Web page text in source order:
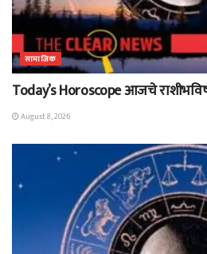
सामाजिक
Today’s Horoscope आजचे
August 8, 2026